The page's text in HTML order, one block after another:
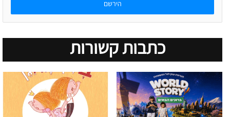
כתבות קשורות